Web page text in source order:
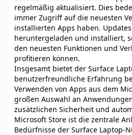
regelmäßig aktualisiert. Dies
immer Zugriff auf die neuesten
installierten Apps haben.
heruntergeladen und installiert,
den neuesten Funktionen und
profitieren können.
Insgesamt bietet der Surface
benutzerfreundliche Erfahrung
Verwenden von Apps aus dem
großen Auswahl an
zusätzlichen Sicherheit und
Microsoft Store ist die zentrale
Bedürfnisse der Surface Laptop-